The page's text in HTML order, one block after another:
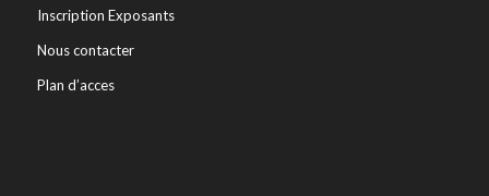
Inscription Exposants
Nous contacter
Plan d’acces